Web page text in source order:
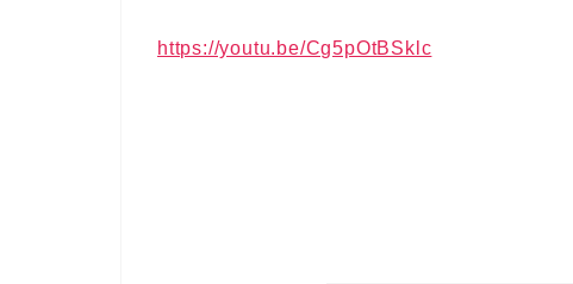
https://youtu.be/Cg5pOtBSklc